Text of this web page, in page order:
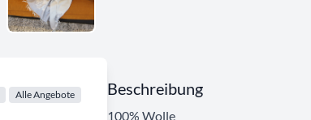
Alle Angebote Beschreibung
100% Wolle